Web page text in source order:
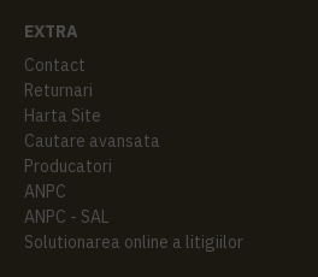
EXTRA
Contact
Returnari
Harta Site
Cautare avansata
Producatori
ANPC
ANPC - SAL
Solutionarea online a litigiilor